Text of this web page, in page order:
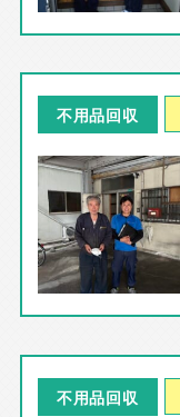
不用品回収
不用品回収